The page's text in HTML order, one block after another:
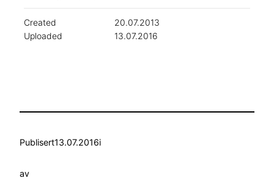
Created
20.07.2013
Uploaded
13.07.2016
Publisert13.07.2016i
av